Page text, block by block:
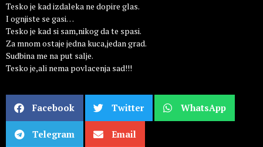
Tesko je kad izdaleka ne dopire glas.
I ognjiste se gasi…
Tesko je kad si sam,nikog da te spasi.
Za mnom ostaje jedna kuca,jedan grad.
Sudbina me na put salje.
Tesko je,ali nema povlacenja sad!!!
Facebook Twitter WhatsApp
Telegram Email